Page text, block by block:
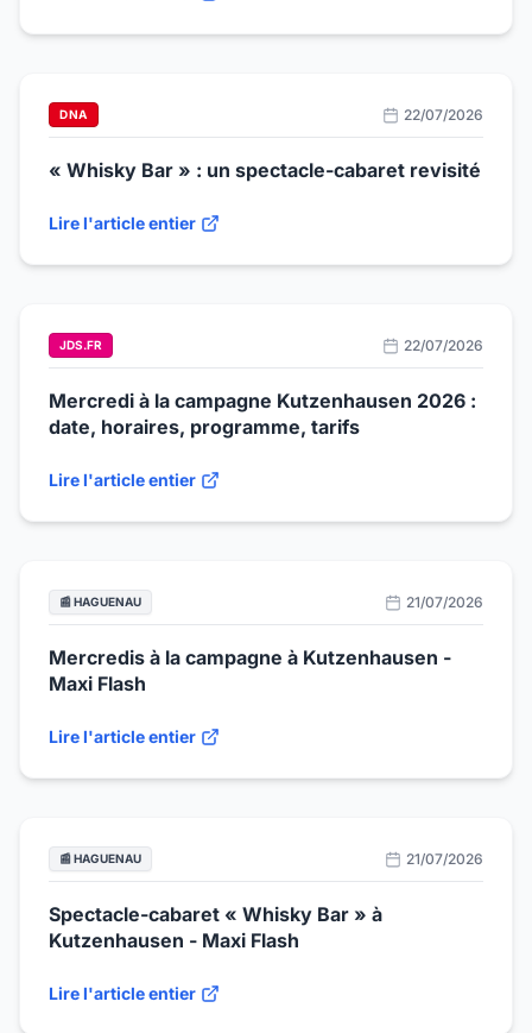
DNA 22/07/2026
« Whisky Bar » : un spectacle-cabaret revisité
Lire l'article entier
JDS.FR 22/07/2026
Mercredi à la campagne Kutzenhausen 2026 :
date, horaires, programme, tarifs
Lire l'article entier
📰 HAGUENAU 21/07/2026
Mercredis à la campagne à Kutzenhausen -
Maxi Flash
Lire l'article entier
📰 HAGUENAU 21/07/2026
Spectacle-cabaret « Whisky Bar » à
Kutzenhausen - Maxi Flash
Lire l'article entier